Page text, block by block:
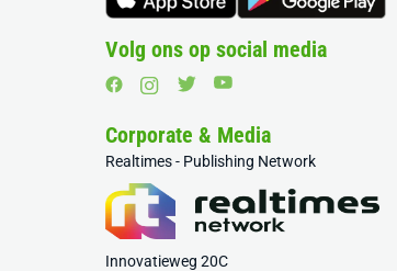
Volg ons op social media
Corporate & Media
Realtimes - Publishing Network
Innovatieweg 20C